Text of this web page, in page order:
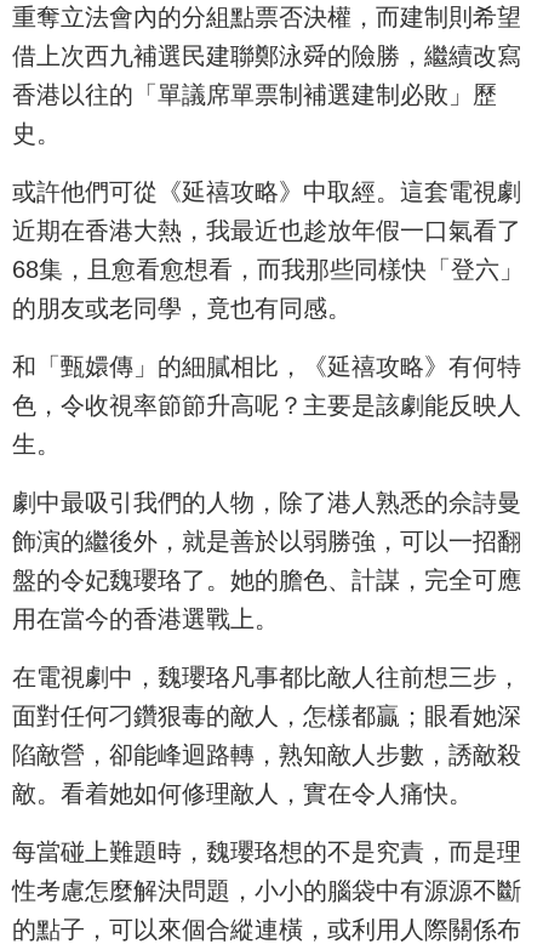
重奪立法會內的分組點票否決權，而建制則希望
借上次西九補選民建聯鄭泳舜的險勝，繼續改寫
香港以往的「單議席單票制補選建制必敗」歷
史。
或許他們可從《延禧攻略》中取經。這套電視劇
近期在香港大熱，我最近也趁放年假一口氣看了
68集，且愈看愈想看，而我那些同樣快「登六」
的朋友或老同學，竟也有同感。
和「甄嬛傳」的細膩相比，《延禧攻略》有何特
色，令收視率節節升高呢？主要是該劇能反映人
生。
劇中最吸引我們的人物，除了港人熟悉的佘詩曼
飾演的繼後外，就是善於以弱勝強，可以一招翻
盤的令妃魏瓔珞了。她的膽色、計謀，完全可應
用在當今的香港選戰上。
在電視劇中，魏瓔珞凡事都比敵人往前想三步，
面對任何刁鑽狠毒的敵人，怎樣都贏；眼看她深
陷敵營，卻能峰迴路轉，熟知敵人步數，誘敵殺
敵。看着她如何修理敵人，實在令人痛快。
每當碰上難題時，魏瓔珞想的不是究責，而是理
性考慮怎麼解決問題，小小的腦袋中有源源不斷
的點子，可以來個合縱連橫，或利用人際關係布